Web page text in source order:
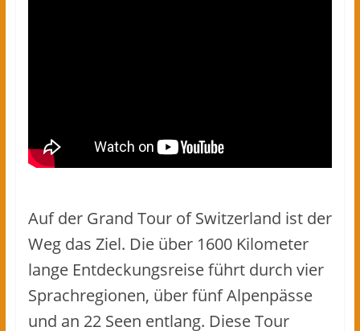
Auf der Grand Tour of Switzerland ist der
Weg das Ziel. Die über 1600 Kilometer
lange Entdeckungsreise führt durch vier
Sprachregionen, über fünf Alpenpässe
und an 22 Seen entlang. Diese Tour